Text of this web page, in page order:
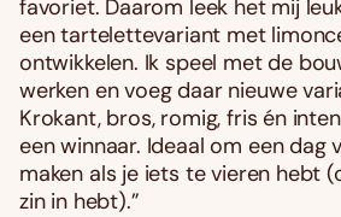
favoriet. Daarom leek het mij
een tartelettevariant met
ontwikkelen. Ik speel met de
werken en voeg daar nieuwe
Krokant, bros, romig, fris én
een winnaar. Ideaal om een dag
maken als je iets te vieren hebt
zin in hebt).”